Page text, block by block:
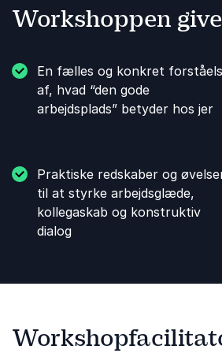
Workshoppen
En fælles og konkret
af, hvad “den gode
arbejdsplads” betyder hos jer
Praktiske redskaber og
til at styrke arbejdsglæde,
kollegaskab og konstruktiv
dialog